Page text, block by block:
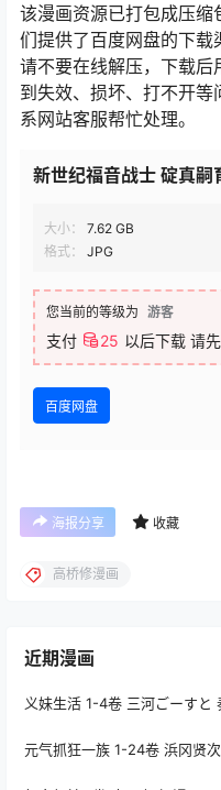
该漫画资源已打包成压
们提供了百度网盘的下载
请不要在线解压，下载后
到失效、损坏、打不开
系网站客服帮忙处理。
新世纪福音战士 碇真嗣
大小：
7.62 GB
格式：
JPG
您当前的等级为 游客
支付 25 以后下载 请先
百度网盘
海报分享 收藏
高桥修漫画
近期漫画
义妹生活 1-4卷 三河ごーすと
元气抓狂一族 1-24卷 浜冈贤